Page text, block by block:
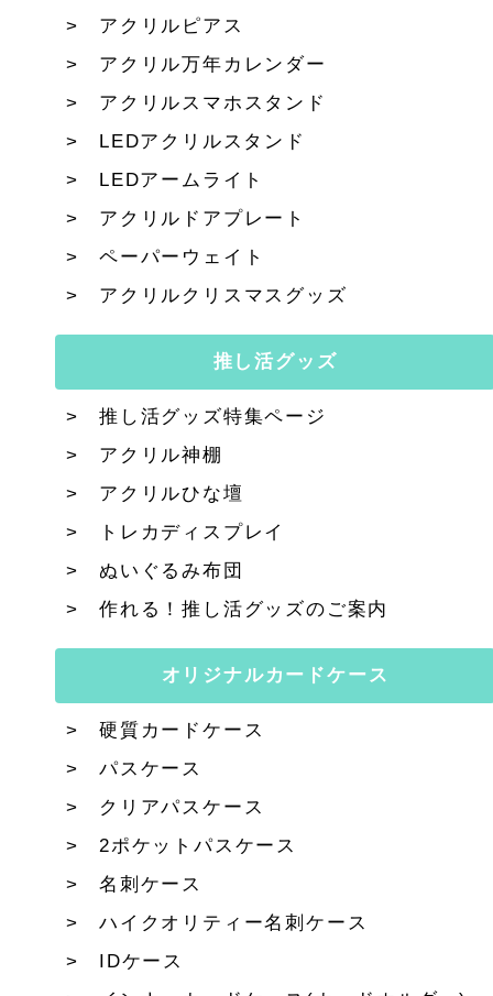
アクリルピアス
アクリル万年カレンダー
アクリルスマホスタンド
LEDアクリルスタンド
LEDアームライト
アクリルドアプレート
ペーパーウェイト
アクリルクリスマスグッズ
推し活グッズ
推し活グッズ特集ページ
アクリル神棚
アクリルひな壇
トレカディスプレイ
ぬいぐるみ布団
作れる！推し活グッズのご案内
オリジナルカードケース
硬質カードケース
パスケース
クリアパスケース
2ポケットパスケース
名刺ケース
ハイクオリティー名刺ケース
IDケース